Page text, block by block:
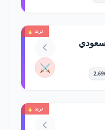
ترند 🔥
⚔️
ترند 🔥